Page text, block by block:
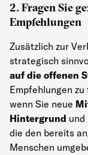
2. Fragen Sie
Empfehlungen
Zusätzlich zur
strategisch
auf die offenen
Empfehlungen
wenn Sie neue
Hintergrund und
die den bereits
Menschen